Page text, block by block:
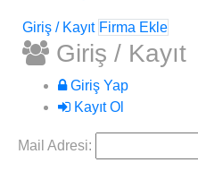
Giriş / Kayıt Firma Ekle
Giriş / Kayıt
Giriş Yap
Kayıt Ol
Mail Adresi: